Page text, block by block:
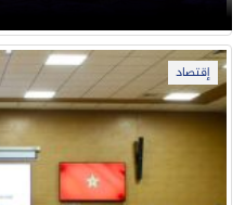
إقتصاد